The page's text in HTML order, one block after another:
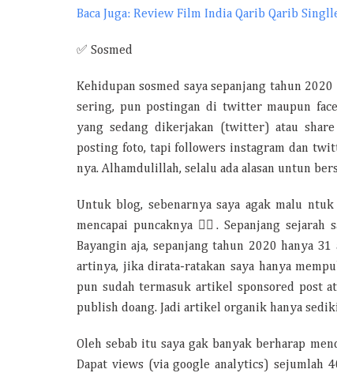
Baca Juga: Review Film India Qarib Qarib
✅ Sosmed
Kehidupan sosmed saya sepanjang tahun
sering, pun postingan di twitter maupun
yang sedang dikerjakan (twitter) atau
posting foto, tapi followers instagram dan
nya. Alhamdulillah, selalu ada alasan untun
Untuk blog, sebenarnya saya agak malu
mencapai puncaknya 🤦‍♀️. Sepanjang
Bayangin aja, sepanjang tahun 2020 hanya
artinya, jika dirata-ratakan saya hanya
pun sudah termasuk artikel sponsored post
publish doang. Jadi artikel organik hanya
Oleh sebab itu saya gak banyak berharap
Dapat views (via google analytics) sejumlah